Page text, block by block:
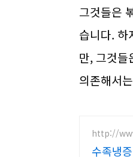
그것들은
습니다. 하
만, 그것들
의존해서
http://
수족냉